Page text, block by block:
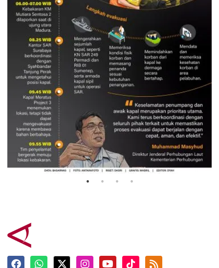
Evakuasi korban kebakaran KM
Mutiara Sentosa 2
3 Agustus 2026